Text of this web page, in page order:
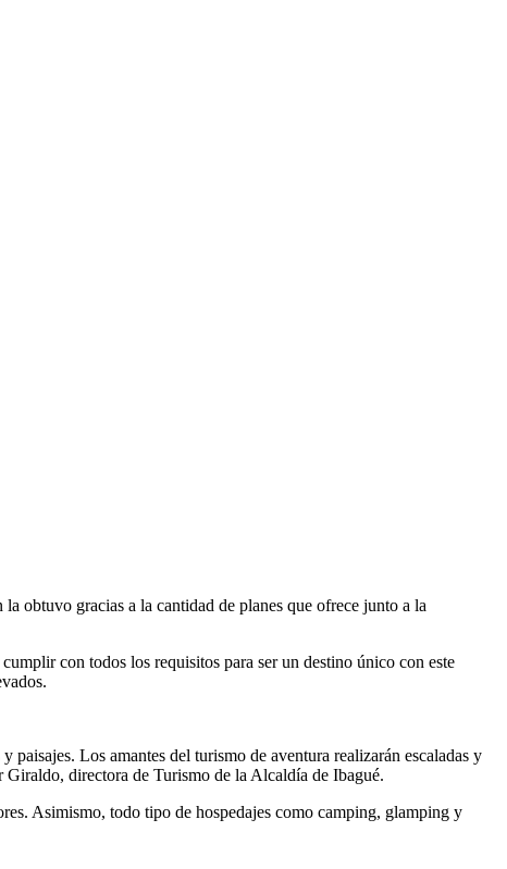
obtuvo gracias a la cantidad de planes que ofrece junto a la
con todos los requisitos para ser un destino único con este
Los amantes del turismo de aventura realizarán escaladas y
Giraldo, directora de Turismo de la Alcaldía de Ibagué.
Asimismo, todo tipo de hospedajes como camping, glamping y